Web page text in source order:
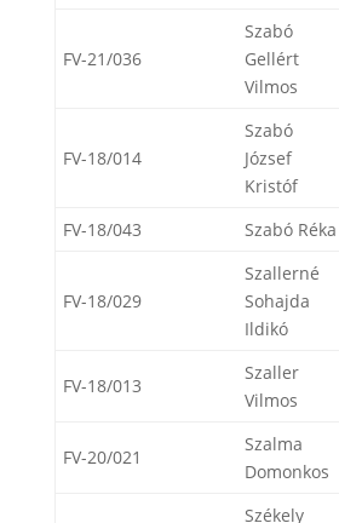
FV-21/036
Szabó
Gellért
Vilmos
FV-18/014
Szabó
József
Kristóf
FV-18/043 Szabó Réka
FV-18/029
Szallerné
Sohajda
Ildikó
FV-18/013
Szaller
Vilmos
FV-20/021
Szalma
Domonkos
Székely